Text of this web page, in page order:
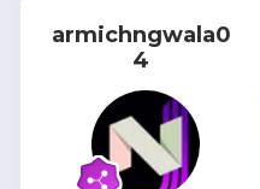
armichngwala0
4